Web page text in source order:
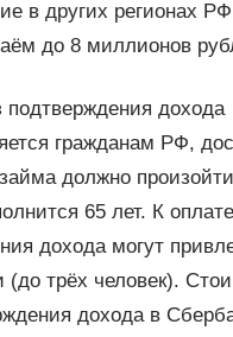
в других регионах
до 8 миллионов
подтверждения дохода
гражданам РФ,
должно произойти
65 лет. К
дохода могут
трёх человек).
дохода в